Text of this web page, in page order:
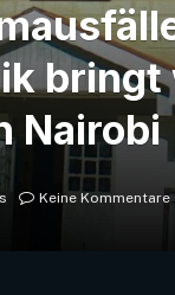
bringt
Nairobi
Keine Kommentare